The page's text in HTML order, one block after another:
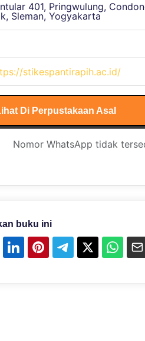
401, Pringwulung,
Sleman, Yogyakarta
stikespantirapih.ac.id/
Di Perpustakaan Asal
Nomor WhatsApp tidak
buku ini